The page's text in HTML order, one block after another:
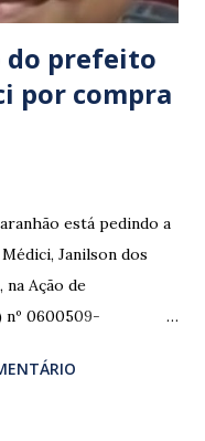
do prefeito
por compra
está pedindo a
Janilson dos
na Ação de
nº 0600509-
pela Coligação
que denunciou a